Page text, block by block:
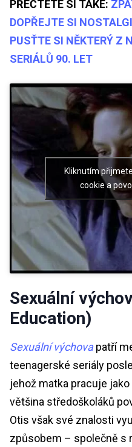
PŘEČTĚTE SI TAKÉ:
DOPŘEJTE SI
PUSŤTE SI NĚKTERÝ Z
SERIÁLŮ 90. LET
Kliknutím
cookie a
Sexuální
Education)
Sexuální výchovapatří
teenagerské seriály
jehož matka pracuje
většina středoškoláků
Otis však své znalosti
způsobem – společně s